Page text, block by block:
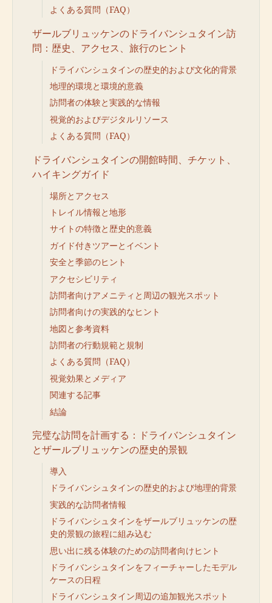
よくある質問（FAQ）
ザールブリュッケンのドライバンシュタイン訪
問：歴史、アクセス、旅行のヒント
ドライバンシュタインの歴史的および文化的背景
地理的環境と環境的意義
訪問者の体験と実践的な情報
視覚的およびデジタルリソース
よくある質問（FAQ）
ドライバンシュタインの開館時間、チケット、
ハイキングガイド
場所とアクセス
トレイル情報と地形
サイトの特徴と歴史的意義
ガイド付きツアーとイベント
安全と季節のヒント
アクセシビリティ
訪問者向けアメニティと周辺の観光スポット
訪問者向けの実践的なヒント
地図と参考資料
訪問者の行動規範と規制
よくある質問（FAQ）
視覚効果とメディア
関連する記事
結論
完璧な訪問を計画する：ドライバンシュタイン
とザールブリュッケンの歴史的景観
導入
ドライバンシュタインの歴史的および地理的背景
実践的な訪問者情報
ドライバンシュタインをザールブリュッケンの歴
史的景観の旅程に組み込む
思い出に残る体験のための訪問者向けヒント
ドライバンシュタインをフィーチャーしたモデル
ケースの日程
ドライバンシュタイン周辺の追加観光スポット